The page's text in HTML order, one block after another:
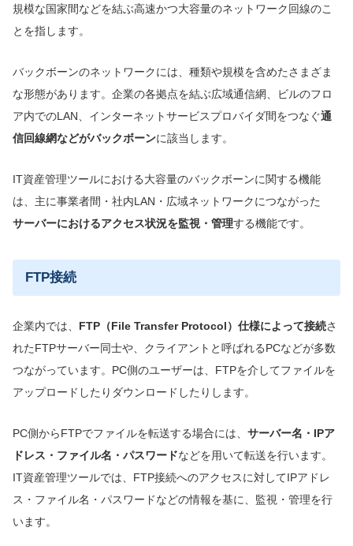
規模な国家間などを結ぶ高速かつ大容量のネットワーク回線のこ
とを指します。
バックボーンのネットワークには、種類や規模を含めたさまざま
な形態があります。企業の各拠点を結ぶ広域通信網、ビルのフロ
ア内でのLAN、インターネットサービスプロバイダ間をつなぐ通
信回線網などがバックボーンに該当します。
IT資産管理ツールにおける大容量のバックボーンに関する機能
は、主に事業者間・社内LAN・広域ネットワークにつながった
サーバーにおけるアクセス状況を監視・管理する機能です。
FTP接続
企業内では、 FTP（File Transfer Protocol）仕様によって接続さ
れたFTPサーバー同士や、クライアントと呼ばれるPCなどが多数
つながっています。PC側のユーザーは、FTPを介してファイルを
アップロードしたりダウンロードしたりします。
PC側からFTPでファイルを転送する場合には、 サーバー名・IPア
ドレス・ファイル名・パスワードなどを用いて転送を行います。
IT資産管理ツールでは、FTP接続へのアクセスに対してIPアドレ
ス・ファイル名・パスワードなどの情報を基に、監視・管理を行
います。